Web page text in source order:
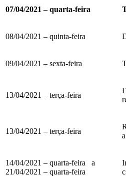
07/04/2021 – quarta-feira
08/04/2021 – quinta-feira
09/04/2021 – sexta-feira
13/04/2021 – terça-feira
13/04/2021 – terça-feira
14/04/2021 – quarta-feira a
21/04/2021 – quarta-feira